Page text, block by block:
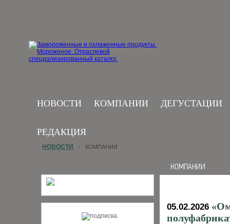
НОВОСТИ КОМПАНИИ ДЕГУСТАЦИИ
РЕДАКЦИЯ
НОВОСТИ › КОМПАНИИ
КОМПАНИИ
05.02.2026